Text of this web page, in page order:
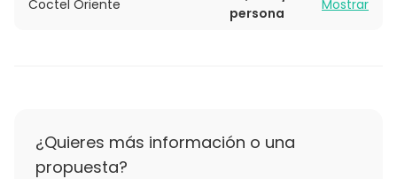
Coctel Oriente
persona
Mostrar
¿Quieres más información o una
propuesta?